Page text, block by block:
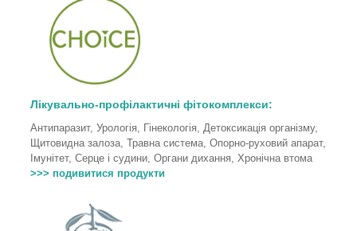
Лікувально-профілактичні фітокомплекси:
Антипаразит, Урологія, Гінекологія, Детоксикація організму,
Щитовидна залоза, Травна система, Опорно-руховий апарат,
Імунітет, Серце і судини, Органи дихання, Хронічна втома
>>> подивитися продукти